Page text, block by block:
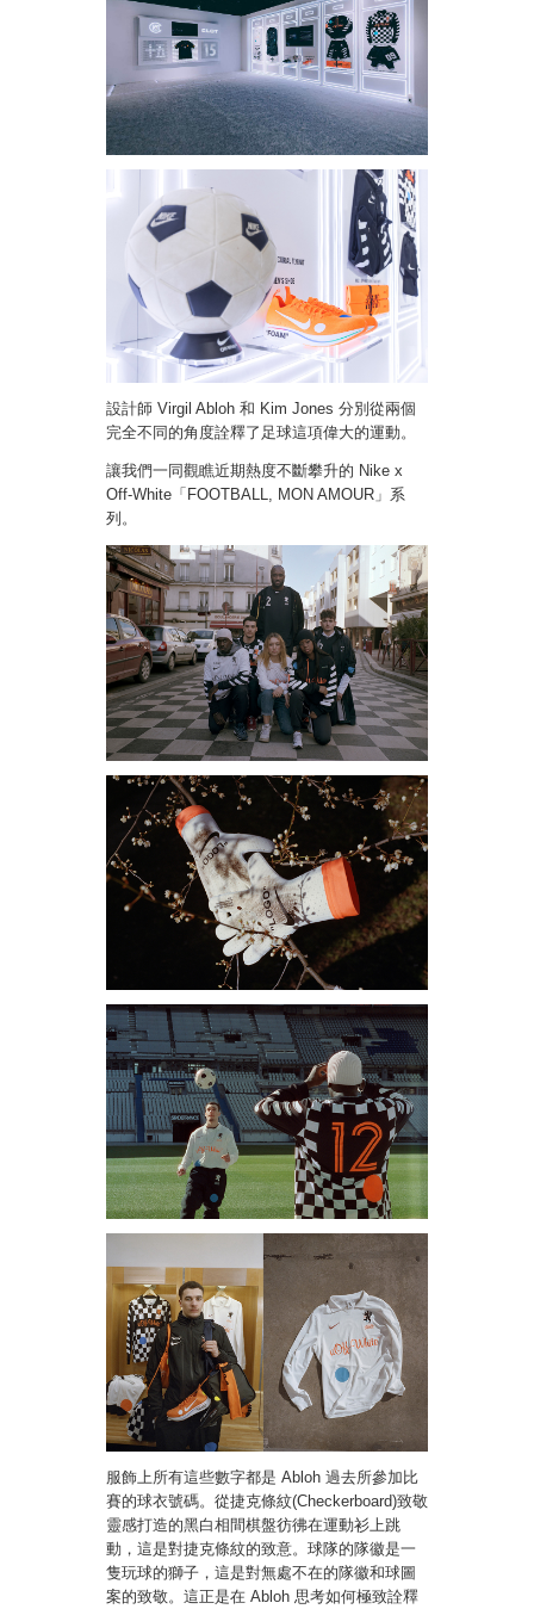
設計師 Virgil Abloh 和 Kim Jones 分別從兩個
完全不同的角度詮釋了足球這項偉大的運動。
讓我們一同觀瞧近期熱度不斷攀升的 Nike x
Off-White「FOOTBALL, MON AMOUR」系
列。
服飾上所有這些數字都是 Abloh 過去所參加比
賽的球衣號碼。從捷克條紋(Checkerboard)致敬
靈感打造的黑白相間棋盤彷彿在運動衫上跳
動，這是對捷克條紋的致意。球隊的隊徽是一
隻玩球的獅子，這是對無處不在的隊徽和球圖
案的致敬。這正是在 Abloh 思考如何極致詮釋